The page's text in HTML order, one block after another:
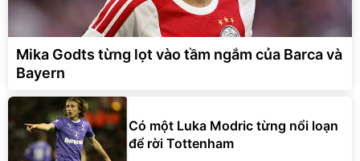
Mika Godts từng lọt vào tầm ngắm của Barca và
Bayern
Có một Luka Modric từng nổi loạn
để rời Tottenham